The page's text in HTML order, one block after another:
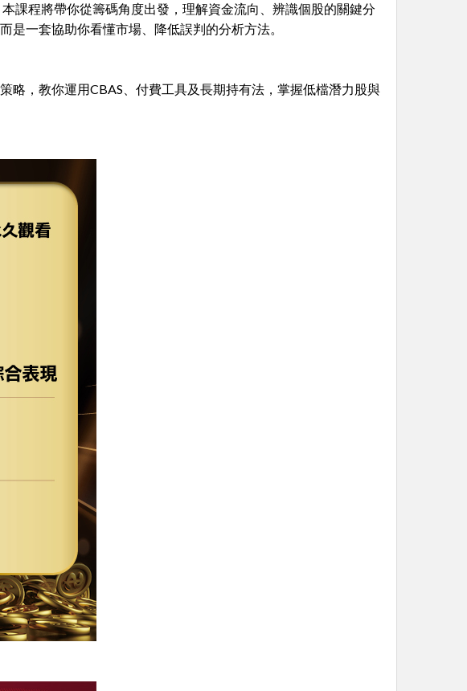
課程將帶你從籌碼角度出發，理解資金流向、辨識個股的關鍵分
一套協助你看懂市場、降低誤判的分析方法。
略，教你運用CBAS、付費工具及長期持有法，掌握低檔潛力股與